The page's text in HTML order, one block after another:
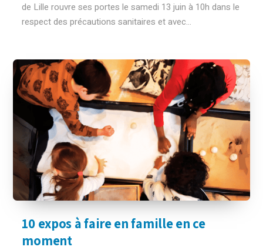
de Lille rouvre ses portes le samedi 13 juin à 10h dans le
respect des précautions sanitaires et avec...
10 expos à faire en famille en ce
moment